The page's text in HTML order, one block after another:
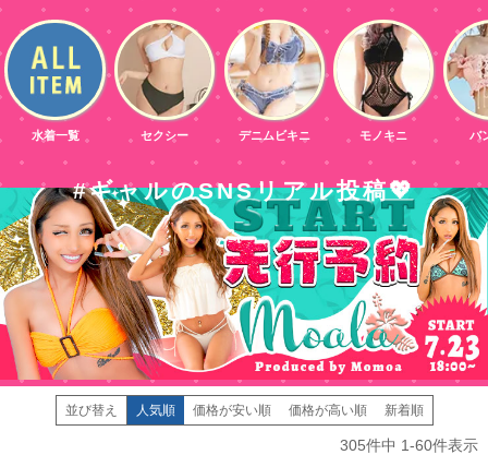
水着一覧 セクシー デニムビキニ モノキニ バ
#ギャルのSNSリアル投稿💖
並び替え 人気順 価格が安い順 価格が高い順 新着順
305件中 1-60件表示